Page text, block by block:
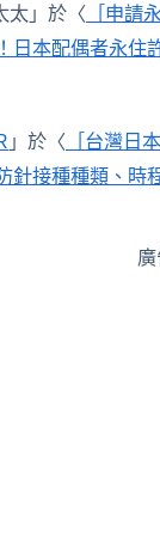
太 」於〈 ［申請
日本配偶者永住
」於〈 ［台灣日
針接種種類、時